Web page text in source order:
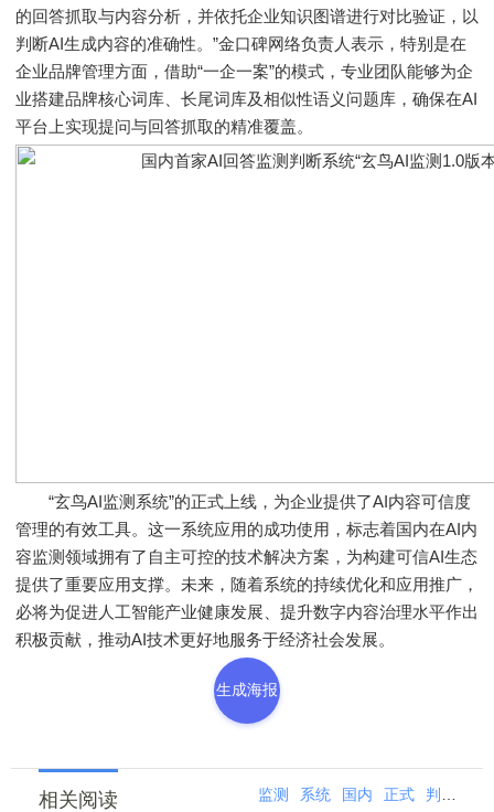
的回答抓取与内容分析，并依托企业知识图谱进行对比验证，以
判断AI生成内容的准确性。”金口碑网络负责人表示，特别是在
企业品牌管理方面，借助“一企一案”的模式，专业团队能够为企
业搭建品牌核心词库、长尾词库及相似性语义问题库，确保在AI
平台上实现提问与回答抓取的精准覆盖。
“玄鸟AI监测系统”的正式上线，为企业提供了AI内容可信度
管理的有效工具。这一系统应用的成功使用，标志着国内在AI内
容监测领域拥有了自主可控的技术解决方案，为构建可信AI生态
提供了重要应用支撑。未来，随着系统的持续优化和应用推广，
必将为促进人工智能产业健康发展、提升数字内容治理水平作出
积极贡献，推动AI技术更好地服务于经济社会发展。
生成海报
相关阅读 监测 系统 国内 正式 判断